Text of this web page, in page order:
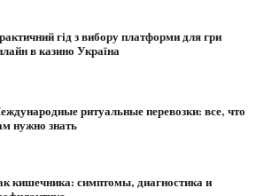
гід з вибору платформи для гри
в казино Україна
ритуальные перевозки: все, что
нужно знать
кишечника: симптомы, диагностика и